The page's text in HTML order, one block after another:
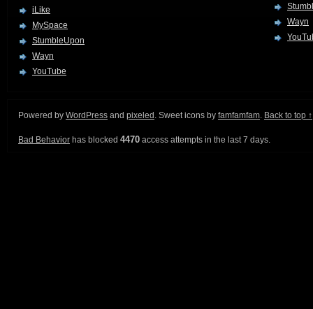
iLike
MySpace
StumbleUpon
Wayn
YouTube
Wayn
Powered by WordPress and pixeled . Sweet icons by famfamfam. Back to top ↑
Bad Behavior has blocked 4470 access attempts in the last 7 days.